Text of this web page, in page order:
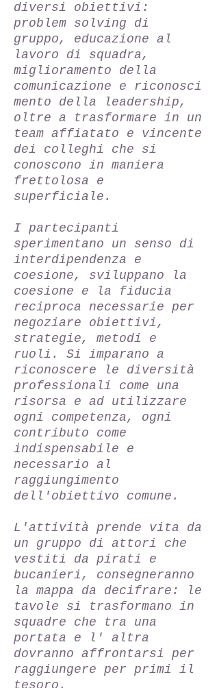
diversi obiettivi:
problem solving di
gruppo, educazione al
lavoro di squadra,
miglioramento della
comunicazione e riconosci
mento della leadership,
oltre a trasformare in un
team affiatato e vincente
dei colleghi che si
conoscono in maniera
frettolosa e
superficiale.
I partecipanti
sperimentano un senso di
interdipendenza e
coesione, sviluppano la
coesione e la fiducia
reciproca necessarie per
negoziare obiettivi,
strategie, metodi e
ruoli. Si imparano a
riconoscere le diversità
professionali come una
risorsa e ad utilizzare
ogni competenza, ogni
contributo come
indispensabile e
necessario al
raggiungimento
dell'obiettivo comune.
L'attività prende vita da
un gruppo di attori che
vestiti da pirati e
bucanieri, consegneranno
la mappa da decifrare: le
tavole si trasformano in
squadre che tra una
portata e l' altra
dovranno affrontarsi per
raggiungere per primi il
tesoro.